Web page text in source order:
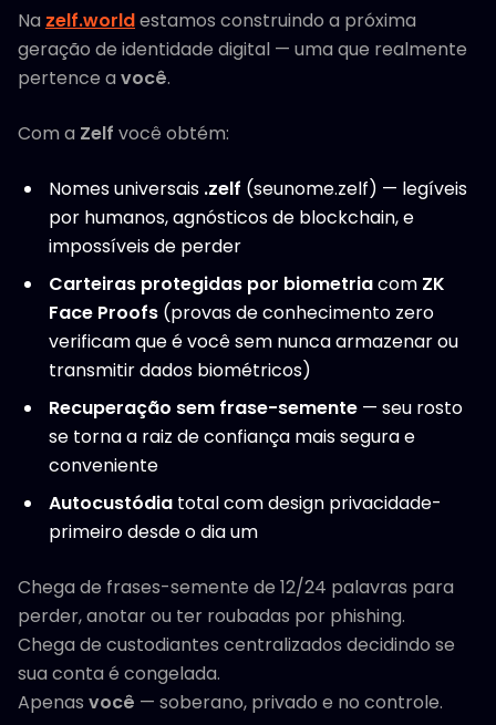
Na zelf.worldestamos construindo a próxima
geração de identidade digital — uma que realmente
pertence a você.
Com a Zelf você obtém:
Nomes universais .zelf (seunome.zelf) — legíveis
por humanos, agnósticos de blockchain, e
impossíveis de perder
Carteiras protegidas por biometriacom ZK
Face Proofs (provas de conhecimento zero
verificam que é você sem nunca armazenar ou
transmitir dados biométricos)
Recuperação sem frase-semente — seu rosto
se torna a raiz de confiança mais segura e
conveniente
Autocustódia total com design privacidade-
primeiro desde o dia um
Chega de frases-semente de 12/24 palavras para
perder, anotar ou ter roubadas por phishing.
Chega de custodiantes centralizados decidindo se
sua conta é congelada.
Apenas você — soberano, privado e no controle.